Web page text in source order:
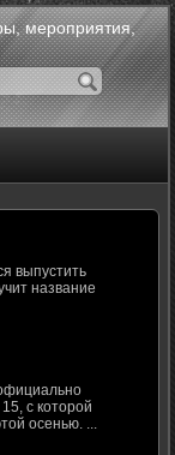
мероприятия,
выпустить
название
с которой
будут запущены смартфоны линейки iPhone 13 этой осенью. ...